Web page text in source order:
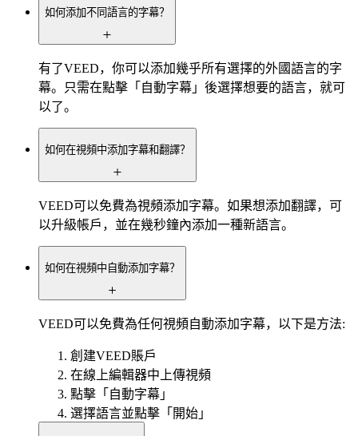
如何添加不同語言的字幕？
有了VEED，你可以添加幾乎所有選擇的外國語言的字
幕。只需在點擊「自動字幕」後選擇想要的語言，就可
以了。
如何在視頻中添加字幕和翻譯？
VEED可以免費為視頻添加字幕。如果想添加翻譯，可
以升級帳戶，並在幾秒鐘內添加一種新語言。
如何在視頻中自動添加字幕？
VEED可以免費為任何視頻自動添加字幕，以下是方法:
創建VEED賬戶
在線上編輯器中上傳視頻
點擊「自動字幕」
選擇語言並點擊「開始」